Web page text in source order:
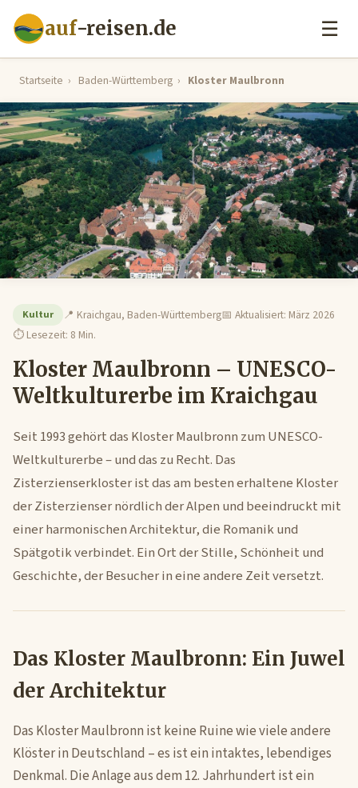
auf-reisen.de ☰
Startseite › Baden-Württemberg › Kloster Maulbronn
Kultur 📍 Kraichgau, Baden-Württemberg📅 Aktualisiert: März 2026
⏱ Lesezeit: 8 Min.
Kloster Maulbronn – UNESCO-
Weltkulturerbe im Kraichgau
Seit 1993 gehört das Kloster Maulbronn zum UNESCO-
Weltkulturerbe – und das zu Recht. Das
Zisterzienserkloster ist das am besten erhaltene Kloster
der Zisterzienser nördlich der Alpen und beeindruckt mit
einer harmonischen Architektur, die Romanik und
Spätgotik verbindet. Ein Ort der Stille, Schönheit und
Geschichte, der Besucher in eine andere Zeit versetzt.
Das Kloster Maulbronn: Ein Juwel
der Architektur
Das Kloster Maulbronn ist keine Ruine wie viele andere
Klöster in Deutschland – es ist ein intaktes, lebendiges
Denkmal. Die Anlage aus dem 12. Jahrhundert ist ein